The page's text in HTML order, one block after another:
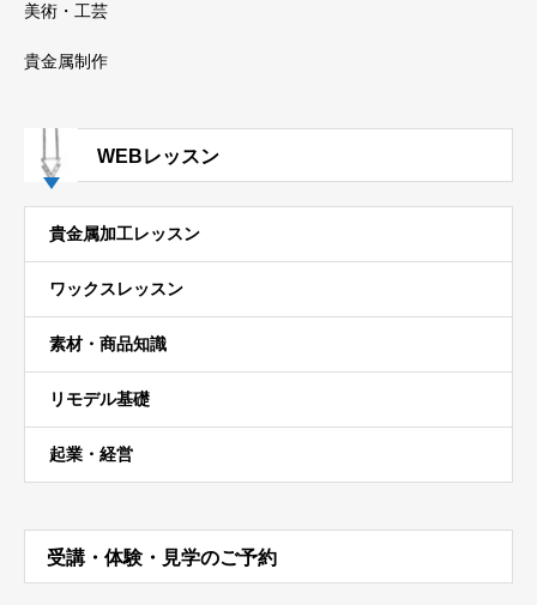
美術・工芸
貴金属制作
WEBレッスン
貴金属加工レッスン
ワックスレッスン
素材・商品知識
リモデル基礎
起業・経営
受講・体験・見学のご予約